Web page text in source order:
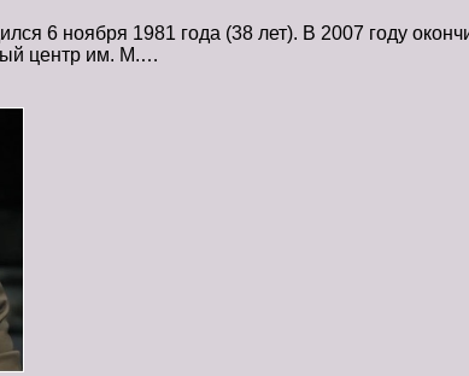
6 ноября 1981 года (38 лет). В 2007 году
центр им. М.…